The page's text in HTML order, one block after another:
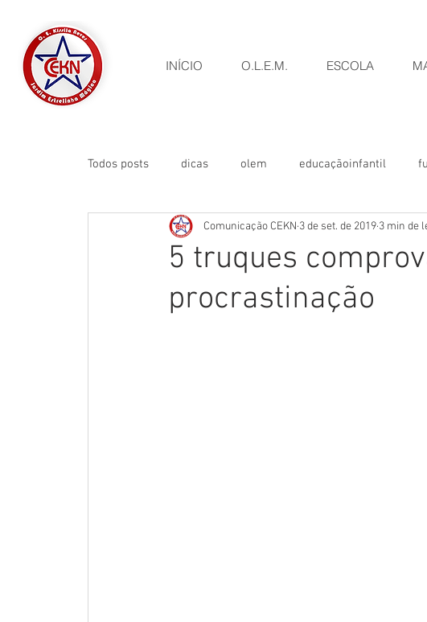
INÍCIO O.L.E.M. ESCOLA
Todos posts dicas olem educaçãoinfantil
campanha Oficinas CEKN
Comunicado Visitas Pedagógicas
5 truques
procrastinação
Comunicação CEKN 3 de set. de 2019 3 min de